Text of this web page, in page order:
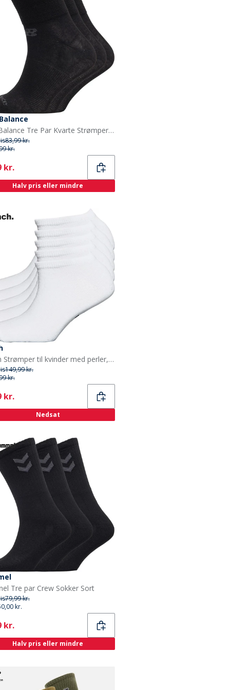
New Balance Tre Par Kvarte Strømper Sorte
83,99 kr.
kr.
kr.
Halv pris eller mindre
Bench Strømper til kvinder med perler, 5-pak, hvide
149,99 kr.
kr.
kr.
Nedsat
Tre par Crew Sokker Sort
79,99 kr.
kr.
kr.
Halv pris eller mindre